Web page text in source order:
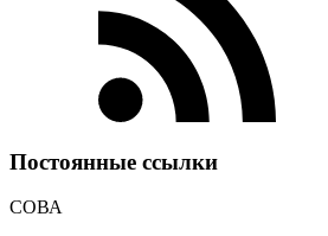
Постоянные ссылки
СОВА